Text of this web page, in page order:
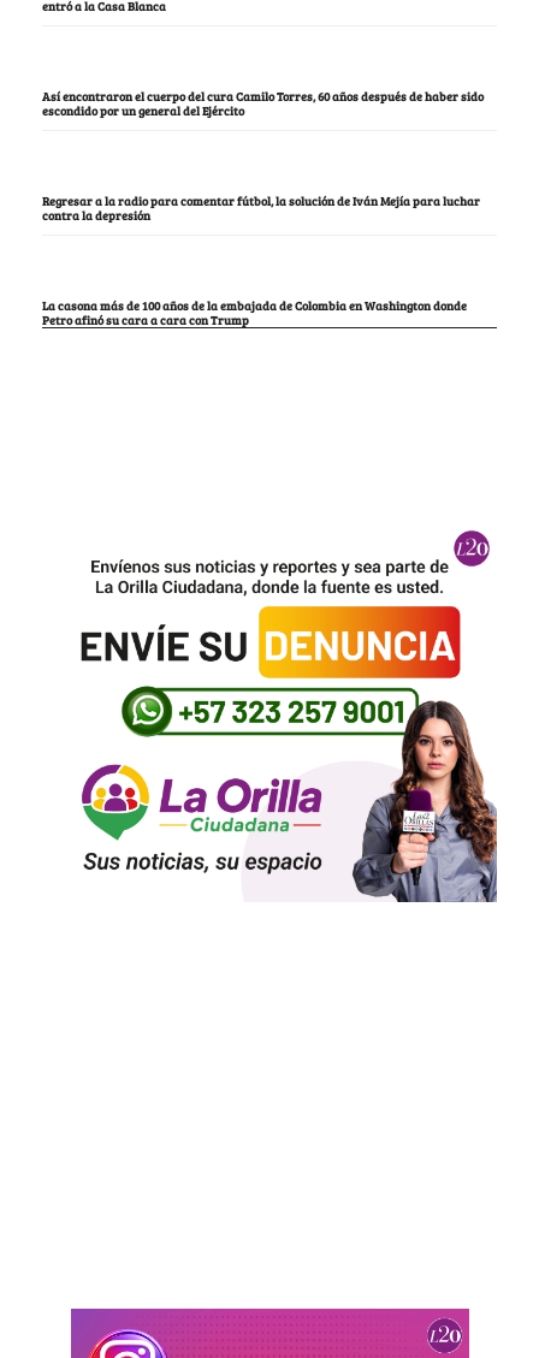
entró a la Casa Blanca
Así encontraron el cuerpo del cura Camilo Torres, 60 años después de haber sido
escondido por un general del Ejército
Regresar a la radio para comentar fútbol, la solución de Iván Mejía para luchar
contra la depresión
La casona más de 100 años de la embajada de Colombia en Washington donde
Petro afinó su cara a cara con Trump